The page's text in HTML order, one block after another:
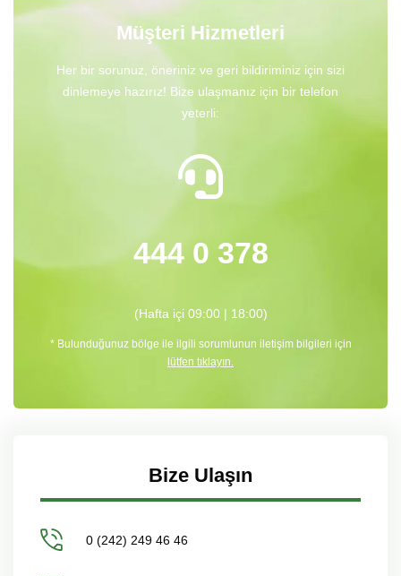
Müşteri Hizmetleri
Her bir sorunuz, öneriniz ve geri bildiriminiz için sizi
dinlemeye hazırız! Bize ulaşmanız için bir telefon
yeterli:
444 0 378
(Hafta içi 09:00 | 18:00)
* Bulunduğunuz bölge ile ilgili sorumlunun iletişim bilgileri için
lütfen tıklayın.
Bize Ulaşın
0 (242) 249 46 46